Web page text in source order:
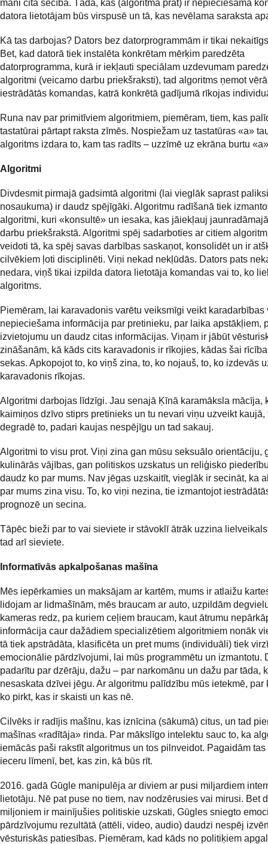
mani citā secībā. Tādā, kas (algoritma prāt) ir nepieciešama
datora lietotājam būs virspusē un tā, kas nevēlama saraksta
Kā tas darbojas? Dators bez datorprogrammām ir tikai
Bet, kad datorā tiek instalēta konkrētam mērķim paredzēta
datorprogramma, kurā ir iekļauti speciālam uzdevumam
algoritmi (veicamo darbu priekšraksti), tad algoritms ņemot
iestrādātās komandas, katrā konkrētā gadījumā rīkojas
Runa nav par primitīviem algoritmiem, piemēram, tiem, kas
tastatūrai pārtapt raksta zīmēs. Nospiežam uz tastatūras «a»
algoritms izdara to, kam tas radīts – uzzīmē uz ekrāna burtu
Algoritmi
Divdesmit pirmajā gadsimtā algoritmi (lai vieglāk saprast
nosaukuma) ir daudz spējīgāki. Algoritmu radīšanā tiek
algoritmi, kuri «konsultē» un iesaka, kas jāiekļauj
darbu priekšrakstā. Algoritmi spēj sadarboties ar citiem
veidoti tā, ka spēj savas darbības saskaņot, konsolidēt un ir
cilvēkiem ļoti disciplinēti. Viņi nekad nekļūdās. Dators pats
nedara, viņš tikai izpilda datora lietotāja komandas vai to, ko
algoritms.
Piemēram, lai karavadonis varētu veiksmīgi veikt karadarbības
nepieciešama informācija par pretinieku, par laika apstākļiem,
izvietojumu un daudz citas informācijas. Viņam ir jābūt
zināšanām, kā kāds cits karavadonis ir rīkojies, kādas šai
sekas. Apkopojot to, ko viņš zina, to, ko nojauš, to, ko izdevās
karavadonis rīkojas.
Algoritmi darbojas līdzīgi. Jau senajā Ķīnā karamāksla mācīja,
kaimiņos dzīvo stiprs pretinieks un tu nevari viņu uzveikt kaujā,
degradē to, padari kaujas nespējīgu un tad sakauj.
Algoritmi to visu prot. Viņi zina gan mūsu seksuālo orientāciju,
kulinārās vājības, gan politiskos uzskatus un reliģisko
daudz ko par mums. Nav jēgas uzskaitīt, vieglāk ir secināt, ka
par mums zina visu. To, ko viņi nezina, tie izmantojot
prognozē un secina.
Tāpēc bieži par to vai sieviete ir stāvoklī ātrāk uzzina
tad arī sieviete.
Informatīvās apkalpošanas mašīna
Mēs iepērkamies un maksājam ar kartēm, mums ir atlaižu
lidojam ar lidmašīnām, mēs braucam ar auto, uzpildām
kameras redz, pa kuriem ceļiem braucam, kaut ātrumu
informācija caur dažādiem specializētiem algoritmiem nonāk
tā tiek apstrādāta, klasificēta un pret mums (individuāli) tiek
emocionālie pārdzīvojumi, lai mūs programmētu un izmantotu.
padarītu par dzērāju, dažu – par narkomānu un dažu par tāda,
nesaskata dzīvei jēgu. Ar algoritmu palīdzību mūs ietekmē, par
ko pirkt, kas ir skaisti un kas nē.
Cilvēks ir radījis mašīnu, kas iznīcina (sākumā) citus, un tad
mašīnas «radītāja» rinda. Par mākslīgo intelektu sauc to, ka
iemācās paši rakstīt algoritmus un tos pilnveidot. Pagaidām tas
ieceru līmenī, bet, kas zin, kā būs rīt.
2016. gadā Gūgle manipulēja ar diviem ar pusi miljardiem
lietotāju. Nē pat puse no tiem, nav nodzērusies vai mirusi. Bet
miljoniem ir mainījušies politiskie uzskati, Gūgles sniegto
pārdzīvojumu rezultātā (attēli, video, audio) daudzi nespēj
vēsturiskās patiesības. Piemēram, kad kāds no politiķiem